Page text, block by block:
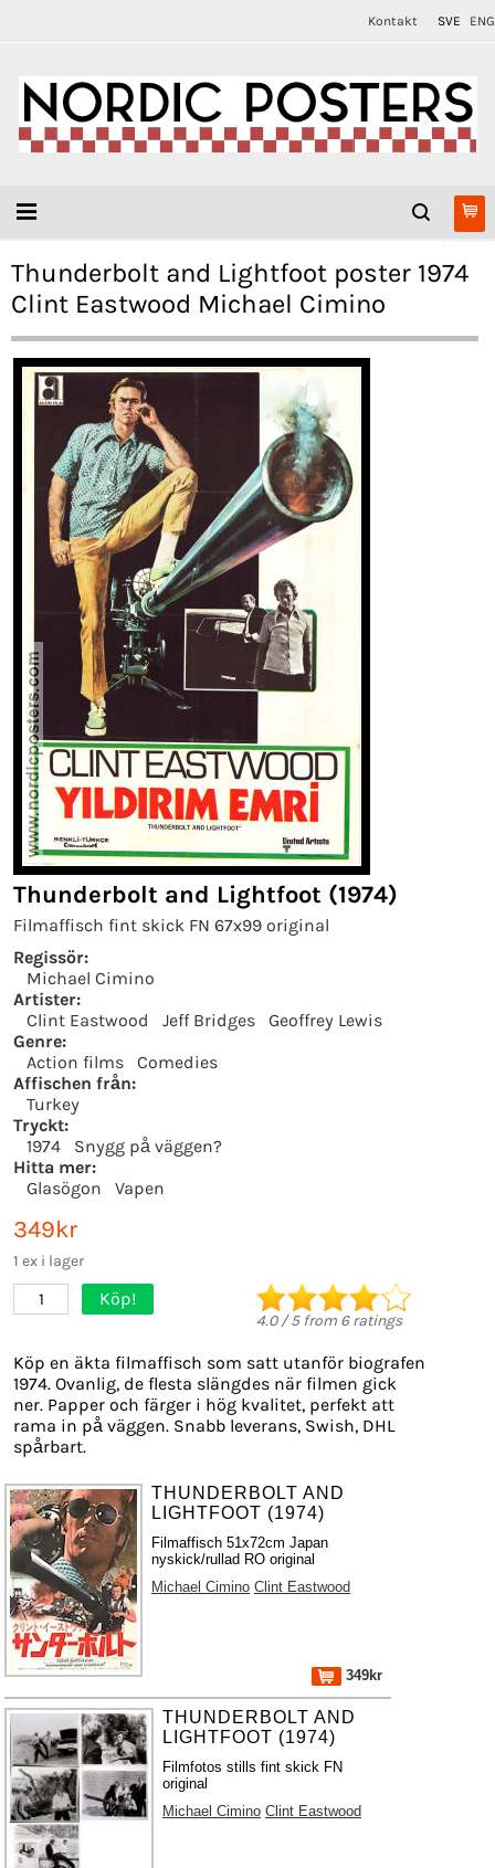
Kontakt SVE ENG
Thunderbolt and Lightfoot poster 1974
Clint Eastwood Michael Cimino
Thunderbolt and Lightfoot (1974)
Filmaffisch fint skick FN 67x99 original
Regissör:
Michael Cimino
Artister:
Clint Eastwood
Jeff Bridges
Geoffrey Lewis
Genre:
Action films
Comedies
Affischen från:
Turkey
Tryckt:
1974
Snygg på väggen?
Hitta mer:
Glasögon
Vapen
349kr
1 ex i lager
1 Köp!
4.0/5from 6ratings
Köp en äkta filmaffisch som satt utanför biografen
1974. Ovanlig, de flesta slängdes när filmen gick
ner. Papper och färger i hög kvalitet, perfekt att
rama in på väggen. Snabb leverans, Swish, DHL
spårbart.
THUNDERBOLT AND
LIGHTFOOT (1974)
Filmaffisch 51x72cm Japan
nyskick/rullad RO original
Michael Cimino Clint Eastwood
349kr
THUNDERBOLT AND
LIGHTFOOT (1974)
Filmfotos stills fint skick FN
original
Michael Cimino Clint Eastwood